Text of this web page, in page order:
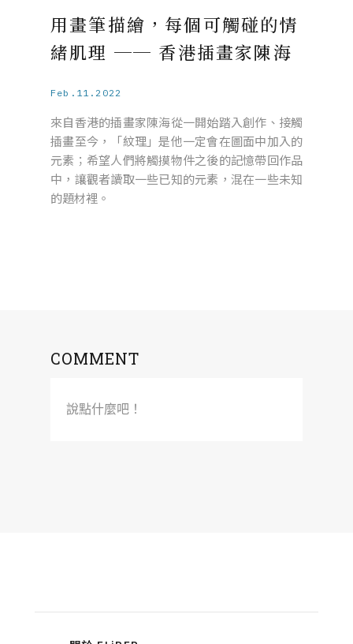
用畫筆描繪，每個可觸碰的情
緒肌理 ── 香港插畫家陳海
Feb.11.2022
來自香港的插畫家陳海從一開始踏入創作、接觸
插畫至今，「紋理」是他一定會在圖面中加入的
元素；希望人們將觸摸物件之後的記憶帶回作品
中，讓觀者讀取一些已知的元素，混在一些未知
的題材裡。
COMMENT
說點什麼吧！